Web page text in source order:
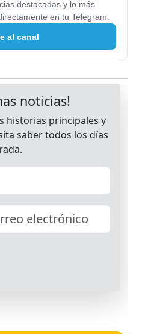
destacadas y lo más
en tu Telegram.
al canal